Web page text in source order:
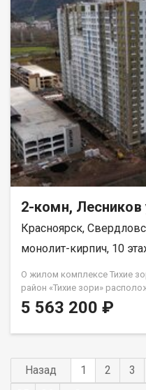
2-комн, Лесников
Красноярск,
монолит-кирпич, 10
О жилом комплексе Тихие
район «Тихие зори»
Свердловском районе
монолитно-кирпичными
Преимущества жилого
благоприятный район с
5 563 200 ₽
Назад 1 2 3